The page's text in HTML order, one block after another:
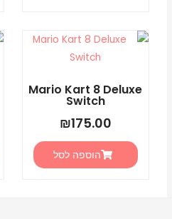
Mario Kart 8 Deluxe
Switch
₪175.00
הוספה לסל